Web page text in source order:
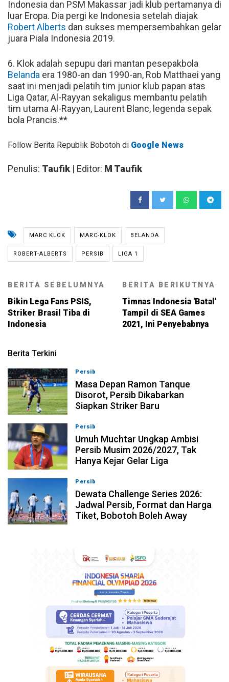
Indonesia dan PSM Makassar jadi klub pertamanya di
luar Eropa. Dia pergi ke Indonesia setelah diajak
Robert Alberts dan sukses mempersembahkan gelar
juara Piala Indonesia 2019.
6. Klok adalah sepupu dari mantan pesepakbola
Belanda era 1980-an dan 1990-an, Rob Matthaei yang
saat ini menjadi pelatih tim junior klub papan atas
Liga Qatar, Al-Rayyan sekaligus membantu pelatih
tim utama Al-Rayyan, Laurent Blanc, legenda sepak
bola Prancis.**
Follow Berita Republik Bobotoh di Google News
Penulis: Taufik | Editor: M Taufik
MARC KLOK MARC-KLOK BELANDA
ROBERT-ALBERTS PERSIB LIGA 1
BERITA SEBELUMNYA
Bikin Lega Fans PSIS,
Striker Brasil Tiba di
Indonesia
BERITA BERIKUTNYA
Timnas Indonesia 'Batal'
Tampil di SEA Games
2021, Ini Penyebabnya
Berita Terkini
Persib
Masa Depan Ramon Tanque
Disorot, Persib Dikabarkan
Siapkan Striker Baru
Persib
Umuh Muchtar Ungkap Ambisi
Persib Musim 2026/2027, Tak
Hanya Kejar Gelar Liga
Persib
Dewata Challenge Series 2026:
Jadwal Persib, Format dan Harga
Tiket, Bobotoh Boleh Away